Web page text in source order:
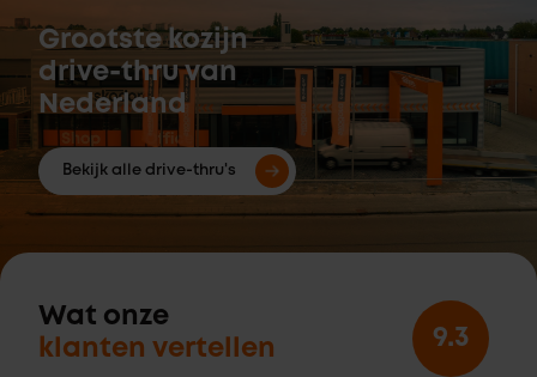
Grootste kozijn
drive-thru van
Nederland
Bekijk alle drive-thru's
Wat onze
klanten vertellen
9.3